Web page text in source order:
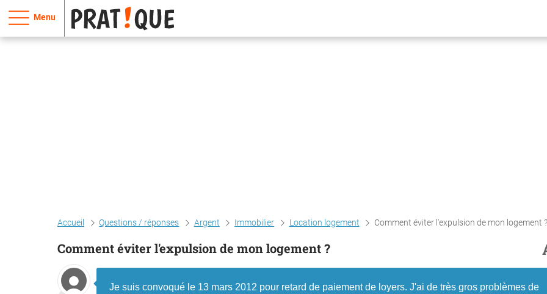
Menu
Accueil Questions / réponses Argent Immobilier Location logement Comment éviter l'expulsion de mon logement ?
Comment éviter l'expulsion de mon logement ?
Je suis convoqué le 13 mars 2012 pour retard de paiement de loyers. J'ai de très gros problèmes de